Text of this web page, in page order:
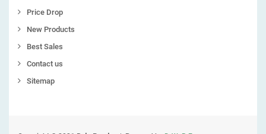
Price Drop
New Products
Best Sales
Contact us
Sitemap